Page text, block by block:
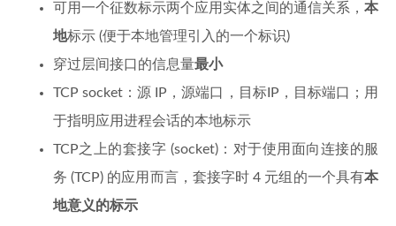
可用一个征数标示两个应用实体之间的通信关系， 本
地标示 (便于本地管理引入的一个标识)
穿过层间接口的信息量最小
TCP socket：源 IP，源端口，目标IP，目标端口；用
于指明应用进程会话的本地标示
TCP之上的套接字 (socket)：对于使用面向连接的服
务 (TCP) 的应用而言，套接字时 4 元组的一个具有本
地意义的标示